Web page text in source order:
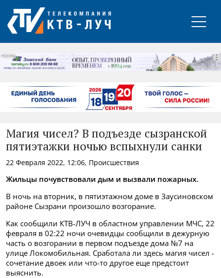
РЕКЛАМА
Магия чисел? В подъезде сызранской
пятиэтажки ночью вспыхнули санки
22 Февраля 2022, 12:06, Происшествия
Жильцы почувствовали дым и вызвали пожарных.
В ночь на вторник, в пятиэтажном доме в Заусиновском
районе Сызрани произошло возгорание.
Как сообщили КТВ-ЛУЧ в областном управлении МЧС, 22
февраля в 02:22 ночи очевидцы сообщили в дежурную
часть о возгорании в первом подъезде дома №7 на
улице Локомобильная. Сработала ли здесь магия чисел -
сочетание двоек или что-то другое еще предстоит
выяснить.